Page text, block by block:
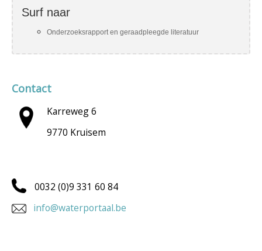
Surf naar
Onderzoeksrapport en geraadpleegde literatuur
Contact
Karreweg 6
9770 Kruisem
0032 (0)9 331 60 84
info@waterportaal.be